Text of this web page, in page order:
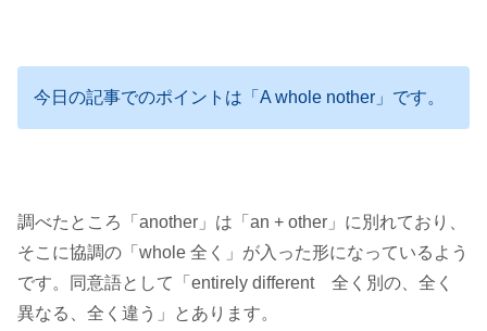
今日の記事でのポイントは「 A whole nother 」です。
調べたところ「another」は「an + other」に別れており、
そこに協調の「whole 全く」が入った形になっているよう
です。同意語として「 entirely different 全く別の、全く
異なる、全く違う 」とあります。